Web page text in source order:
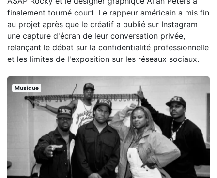
finalement tourné court. Le rappeur américain a mis fin
au projet après que le créatif a publié sur Instagram
une capture d'écran de leur conversation privée,
relançant le débat sur la confidentialité professionnelle
et les limites de l'exposition sur les réseaux sociaux.
Musique